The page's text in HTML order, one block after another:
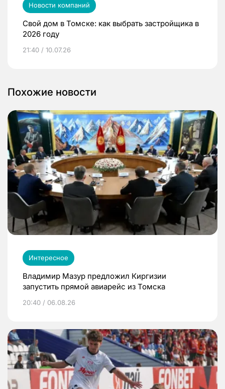
Новости компаний
Свой дом в Томске: как выбрать застройщика в
2026 году
21:40 / 10.07.26
Похожие новости
Интересное
Владимир Мазур предложил Киргизии
запустить прямой авиарейс из Томска
20:40 / 06.08.26